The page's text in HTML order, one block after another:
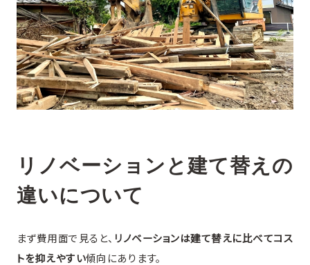
リノベーションと建て替えの
違いについて
まず費用面で見ると、 リノベーションは建て替えに比べてコス
トを抑えやすい傾向にあります。